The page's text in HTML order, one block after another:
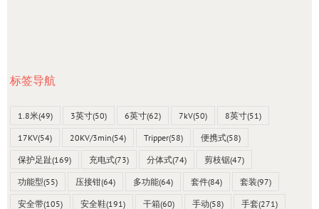
标签导航
1.8米(49) 3英寸(50) 6英寸(62) 7kV(50) 8英寸(51)
17KV(54) 20KV/3min(54) Tripper(58) 便携式(58)
保护足趾(169) 充电式(73) 分体式(74) 剪枝锯(47)
功能型(55) 压接钳(64) 多功能(64) 套件(84) 套装(97)
安全带(105) 安全鞋(191) 干箱(60) 手动(58) 手套(271)